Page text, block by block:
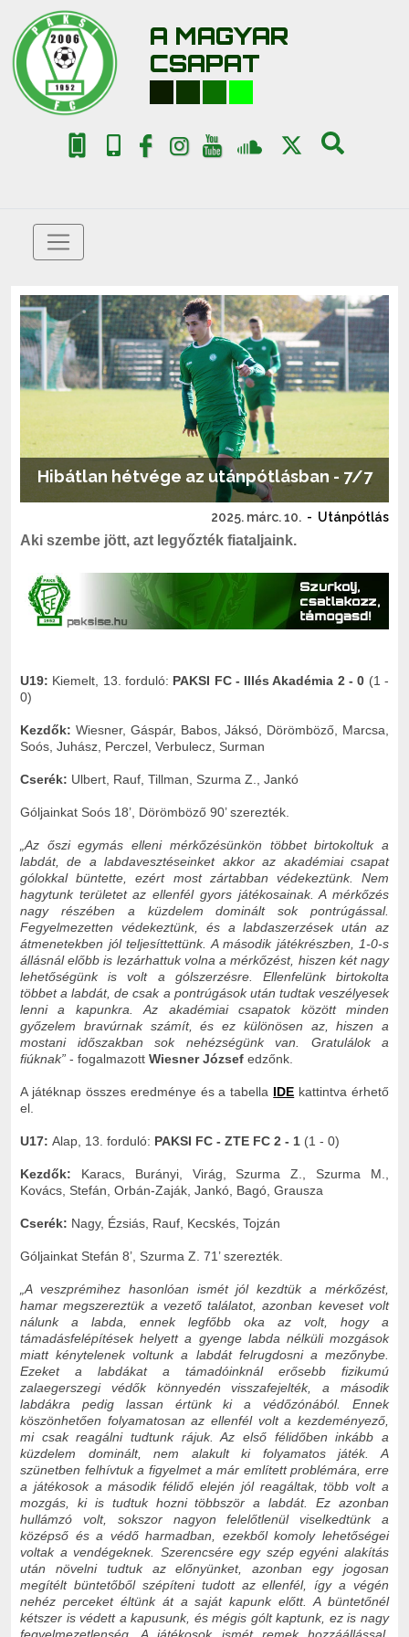
A MAGYAR
CSAPAT
Hibátlan hétvége az utánpótlásban - 7/7
2025. márc. 10. - Utánpótlás
Aki szembe jött, azt legyőzték fiataljaink.
U19: Kiemelt, 13. forduló: PAKSI FC - Illés Akadémia 2 - 0 (1 -
0)
Kezdők: Wiesner, Gáspár, Babos, Jáksó, Dörömböző, Marcsa,
Soós, Juhász, Perczel, Verbulecz, Surman
Cserék: Ulbert, Rauf, Tillman, Szurma Z., Jankó
Góljainkat Soós 18’, Dörömböző 90’ szerezték.
„Az őszi egymás elleni mérkőzésünkön többet birtokoltuk a
labdát, de a labdavesztéseinket akkor az akadémiai csapat
gólokkal büntette, ezért most zártabban védekeztünk. Nem
hagytunk területet az ellenfél gyors játékosainak. A mérkőzés
nagy részében a küzdelem dominált sok pontrúgással.
Fegyelmezetten védekeztünk, és a labdaszerzések után az
átmenetekben jól teljesíttettünk. A második játékrészben, 1-0-s
állásnál előbb is lezárhattuk volna a mérkőzést, hiszen két nagy
lehetőségünk is volt a gólszerzésre. Ellenfelünk birtokolta
többet a labdát, de csak a pontrúgások után tudtak veszélyesek
lenni a kapunkra. Az akadémiai csapatok között minden
győzelem bravúrnak számít, és ez különösen az, hiszen a
mostani időszakban sok nehézségünk van. Gratulálok a
fiúknak” - fogalmazott Wiesner József edzőnk.
A játéknap összes eredménye és a tabella IDE kattintva érhető
el.
U17: Alap, 13. forduló: PAKSI FC - ZTE FC 2 - 1 (1 - 0)
Kezdők: Karacs, Burányi, Virág, Szurma Z., Szurma M.,
Kovács, Stefán, Orbán-Zaják, Jankó, Bagó, Grausza
Cserék: Nagy, Ézsiás, Rauf, Kecskés, Tojzán
Góljainkat Stefán 8’, Szurma Z. 71’ szerezték.
„A veszprémihez hasonlóan ismét jól kezdtük a mérkőzést,
hamar megszereztük a vezető találatot, azonban keveset volt
nálunk a labda, ennek legfőbb oka az volt, hogy a
támadásfelépítések helyett a gyenge labda nélküli mozgások
miatt kénytelenek voltunk a labdát felrugdosni a mezőnybe.
Ezeket a labdákat a támadóinknál erősebb fizikumú
zalaegerszegi védők könnyedén visszafejelték, a második
labdákra pedig lassan értünk ki a védőzónából. Ennek
köszönhetően folyamatosan az ellenfél volt a kezdeményező,
mi csak reagálni tudtunk rájuk. Az első félidőben inkább a
küzdelem dominált, nem alakult ki folyamatos játék. A
szünetben felhívtuk a figyelmet a már említett problémára, erre
a játékosok a második félidő elején jól reagáltak, több volt a
mozgás, ki is tudtuk hozni többször a labdát. Ez azonban
hullámzó volt, sokszor nagyon felelőtlenül viselkedtünk a
középső és a védő harmadban, ezekből komoly lehetőségei
voltak a vendégeknek. Szerencsére egy szép egyéni alakítás
után növelni tudtuk az előnyünket, azonban egy jogosan
megítélt büntetőből szépíteni tudott az ellenfél, így a végén
nehéz perceket éltünk át a saját kapunk előtt. A büntetőnél
kétszer is védett a kapusunk, és mégis gólt kaptunk, ez is nagy